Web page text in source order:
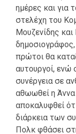
ημέρες και για
στελέχη του
Μουζενίδης
πρώτοι θα
αυτουργοί, ενώ
συνέργεια σε
αθωωθεί η
αποκαλυφθεί
διάρκεια των
Πολκ φθάσει